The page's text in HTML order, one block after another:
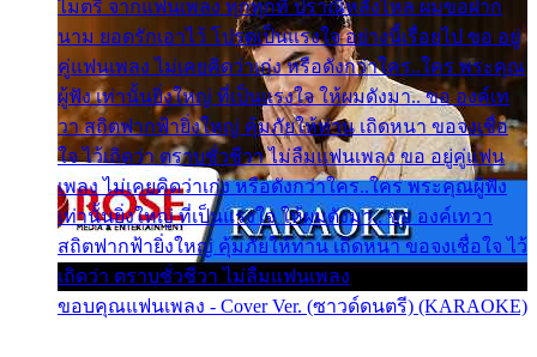
ไมตรี จากแฟนเพลง ทุกทุกที่ ปราณีหลั่งไหล ผมขอฝาก
นาม ยอดรักเอาไว้ โปรดเป็นแรงใจ อย่างนี้เรื่อยไป ขอ อยู่
คู่แฟนเพลง ไม่เคยคิดว่าเก่ง หรือดังกว่าใคร..ใคร พระคุณ
ผู้ฟัง เท่านั้นยิ่งใหญ่ ที่เป็นแรงใจ ให้ผมดังมา.. ขอ องค์เท
วา สถิตฟากฟ้ายิ่งใหญ่ คุ้มภัยให้ท่าน เถิดหนา ขอจงเชื่อ
ใจ ไว้เถิดว่า ตราบชั่วชีวา ไม่ลืมแฟนเพลง ขอ อยู่คู่แฟน
เพลง ไม่เคยคิดว่าเก่ง หรือดังกว่าใคร..ใคร พระคุณผู้ฟัง
เท่านั้นยิ่งใหญ่ ที่เป็นแรงใจ ให้ผมดังมา.. ขอ องค์เทวา
สถิตฟากฟ้ายิ่งใหญ่ คุ้มภัยให้ท่าน เถิดหนา ขอจงเชื่อใจ ไว้
เถิดว่า ตราบชั่วชีวา ไม่ลืมแฟนเพลง
ขอบคุณแฟนเพลง - Cover Ver. (ซาวด์ดนตรี) (KARAOKE)